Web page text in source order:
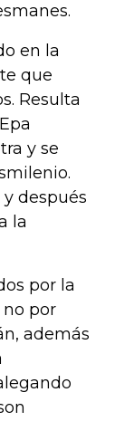
en la
que
Resulta
y se
después
la
por la
por
además